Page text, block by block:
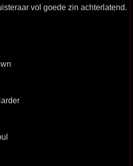
vol goede zin achterlatend.